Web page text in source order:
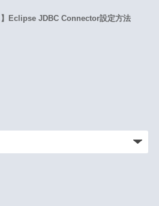
】Eclipse JDBC Connector設定方法